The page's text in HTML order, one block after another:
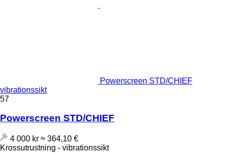
Powerscreen STD/CHIEF
vibrationssikt
57
Powerscreen STD/CHIEF
4 000 kr ≈ 364,10 €
Krossutrustning - vibrationssikt